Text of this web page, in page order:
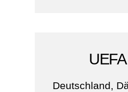
Deutschland,